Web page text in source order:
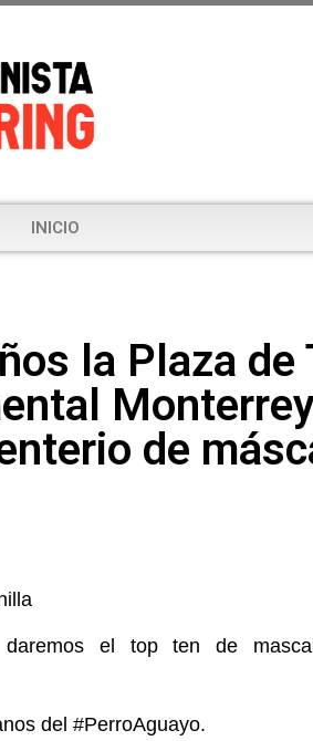
INICIO
la Plaza de
de
daremos el top ten de
del #PerroAguayo.